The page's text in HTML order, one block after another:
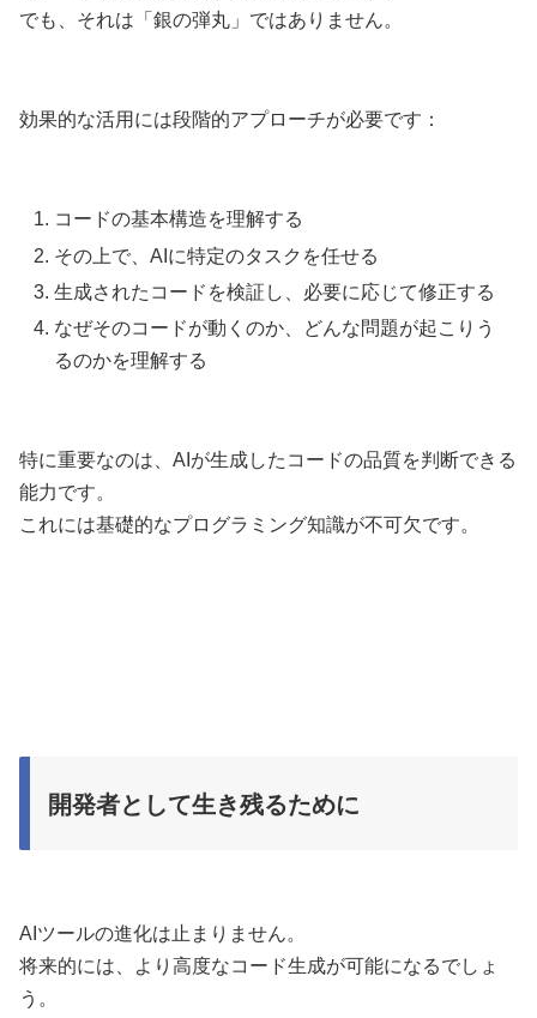
でも、それは「銀の弾丸」ではありません。
効果的な活用には段階的アプローチが必要です：
コードの基本構造を理解する
その上で、AIに特定のタスクを任せる
生成されたコードを検証し、必要に応じて修正する
なぜそのコードが動くのか、どんな問題が起こりう
るのかを理解する
特に重要なのは、AIが生成したコードの品質を判断できる
能力です。
これには基礎的なプログラミング知識が不可欠です。
開発者として生き残るために
AIツールの進化は止まりません。
将来的には、より高度なコード生成が可能になるでしょ
う。